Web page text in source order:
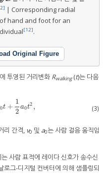
| Corresponding radial
hand and foot for an
[12].
Original Figure
투영된 거리변화 Rwalking(t)는 다음
0t +
1
2
a0t2 ,
+12a0t2, (3)
리 간격, v0 및 a0는 사람 걸음 움직임
사람 표적에 레이다 신호가 송수신
로그-디지털 컨버터에 의해 샘플링되